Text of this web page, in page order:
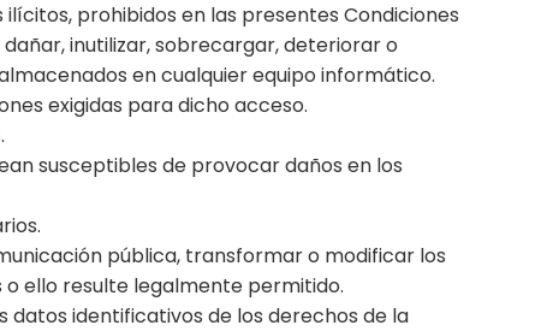
prohibidos en las presentes Condiciones
inutilizar, sobrecargar, deteriorar o
en cualquier equipo informático.
exigidas para dicho acceso.
susceptibles de provocar daños en los
pública, transformar o modificar los
ello resulte legalmente permitido.
identificativos de los derechos de la